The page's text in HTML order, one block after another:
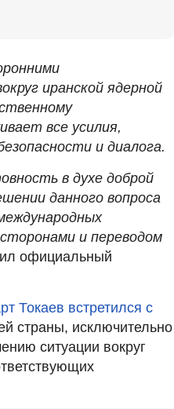
иранской ядерной
все усилия,
и диалога.
в духе доброй
данного вопроса
и переводом
официальный
Токаев встретился с
страны, исключительно
ситуации вокруг